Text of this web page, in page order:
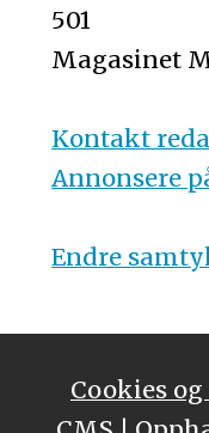
501
Magasinet
Kontakt
Annonsere
Endre
Cookies